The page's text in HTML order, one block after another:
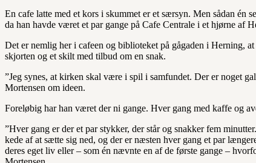
En cafe latte med et kors i skummet er et særsyn. Men sådan én
da han havde været et par gange på Cafe Centrale i et hjørne af
Det er nemlig her i cafeen og biblioteket på gågaden i Herning,
skjorten og et skilt med tilbud om en snak.
”Jeg synes, at kirken skal være i spil i samfundet. Der er noget
Mortensen om ideen.
Foreløbig har han været der ni gange. Hver gang med kaffe og
”Hver gang er der et par stykker, der står og snakker fem
kede af at sætte sig ned, og der er næsten hver gang et par
deres eget liv eller – som én nævnte en af de første gange –